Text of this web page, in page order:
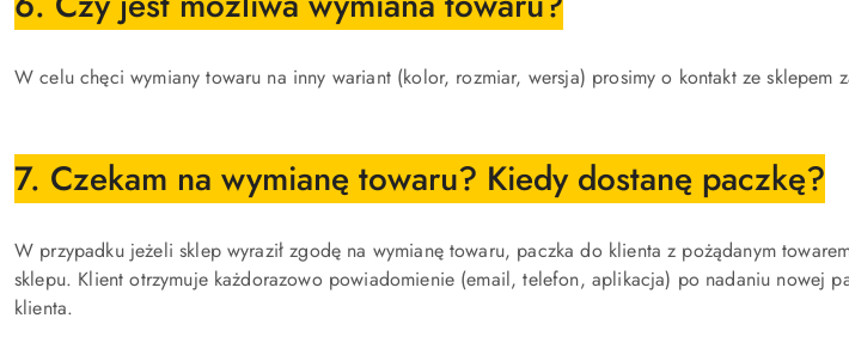
W celu chęci wymiany towaru na inny wariant (kolor, rozmiar, wersja) prosimy o kontakt ze sklepem
7. Czekam na wymianę towaru? Kiedy dostanę paczkę?
W przypadku jeżeli sklep wyraził zgodę na wymianę towaru, paczka do klienta z pożądanym
sklepu. Klient otrzymuje każdorazowo powiadomienie (email, telefon, aplikacja) po nadaniu nowej
klienta.